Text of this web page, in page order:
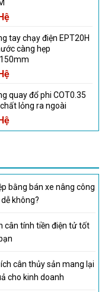
tay chạy điện EPT20H
càng hẹp
quay đổ phi COT0.35
lỏng ra ngoài
bằng bán xe nâng công
không?
cân tính tiền điện tử tốt
cân thủy sản mang lại
cho kinh doanh